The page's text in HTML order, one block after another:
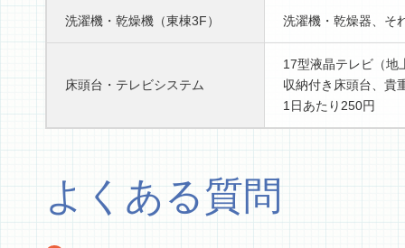
洗濯機・乾燥機（東棟3F） 洗濯機・乾燥器、そ
床頭台・テレビシステム
17型液晶テレビ（地
収納付き床頭台、貴
1日あたり250円
よくある質問